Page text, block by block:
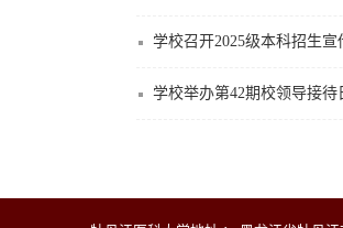
学校召开2025级本科招生
学校举办第42期校领导接待